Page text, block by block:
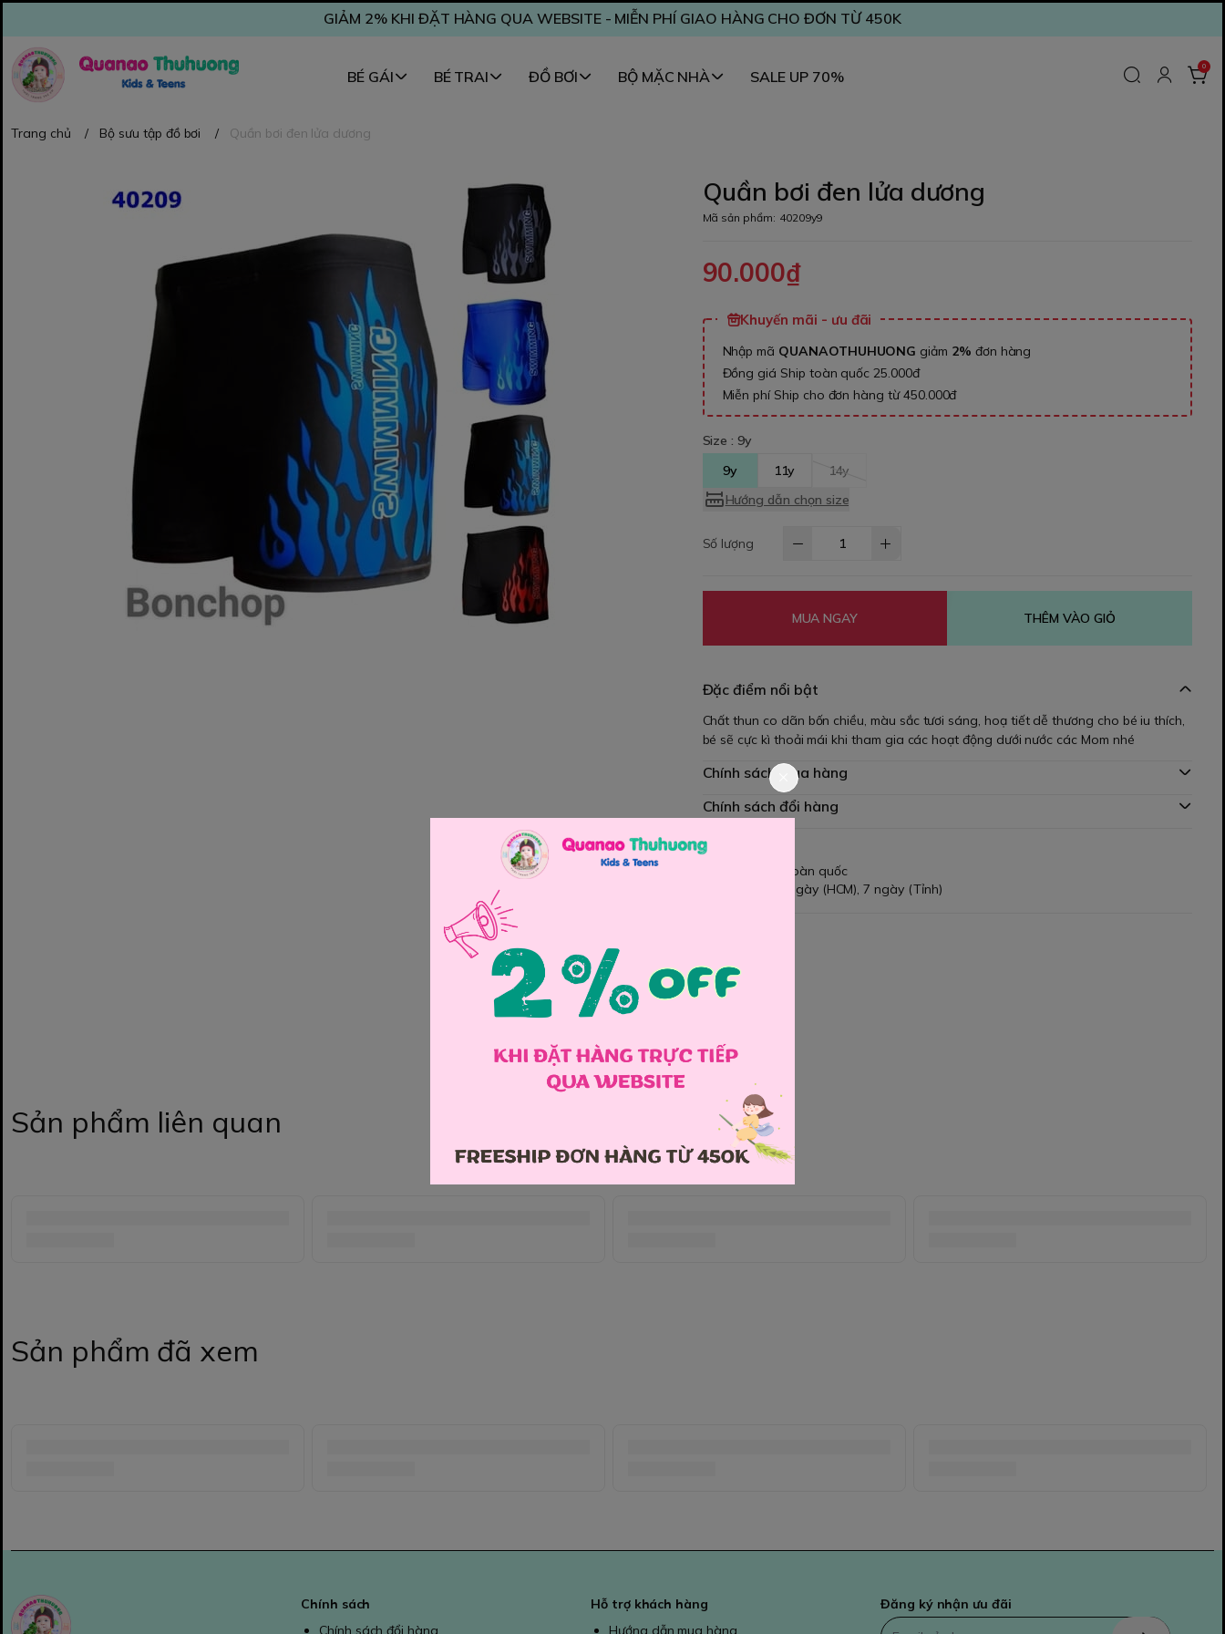
GIẢM 2% KHI ĐẶT HÀNG QUA WEBSITE - MIỄN PHÍ GIAO HÀNG CHO ĐƠN TỪ 450K
BÉ GÁI BÉ TRAI ĐỒ BƠI BỘ MẶC NHÀ SALE UP 70%
0
Trang chủ / Bộ sưu tập đồ bơi / Quần bơi đen lửa dương
Quần bơi đen lửa dương
Mã sản phẩm: 40209y9
90.000₫
Khuyến mãi - ưu đãi
Nhập mã QUANAOTHUHUONG giảm 2% đơn hàng
Đồng giá Ship toàn quốc 25.000đ
Miễn phí Ship cho đơn hàng từ 450.000đ
Size : 9y
9y
11y
14y
Hướng dẫn chọn size
Số lượng
MUA NGAY THÊM VÀO GIỎ
Đặc điểm nổi bật
Chất thun co dãn bốn chiều, màu sắc tươi sáng, hoạ tiết dễ thương cho bé iu thích,
bé sẽ cực kì thoải mái khi tham gia các hoạt động dưới nước các Mom nhé
Chính sách mua hàng
Chính sách đổi hàng
Giao hàng toàn quốc
Đổi hàng 3 ngày (HCM), 7 ngày (Tỉnh)
Sản phẩm liên quan
Sản phẩm đã xem
Chính sách
Chính sách đổi hàng
Hỗ trợ khách hàng
Hướng dẫn mua hàng
Đăng ký nhận ưu đãi